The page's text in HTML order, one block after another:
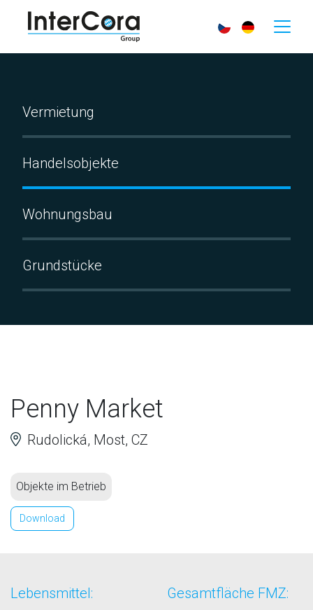
Vermietung
Handelsobjekte
Wohnungsbau
Grundstücke
Penny Market
Rudolická, Most, CZ
Objekte im Betrieb
Download
Lebensmittel: Gesamtfläche FMZ: